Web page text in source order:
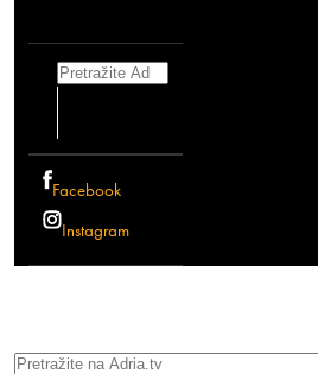
Search
Facebook
Instagram
Search